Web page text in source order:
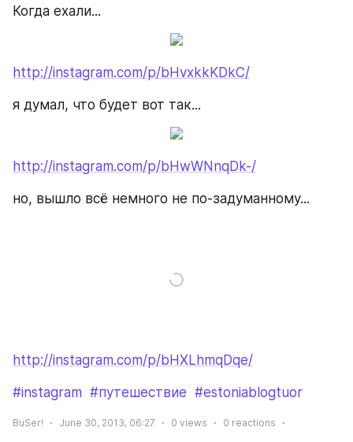
Когда ехали...
http://instagram.com/p/bHvxkkKDkC/
я думал, что будет вот так...
http://instagram.com/p/bHwWNnqDk-/
но, вышло всё немного не по-задуманному...
http://instagram.com/p/bHXLhmqDqe/
#instagram #путешествие #estoniablogtuor
BuSer! June 30, 2013, 06:27 0 views 0 reactions